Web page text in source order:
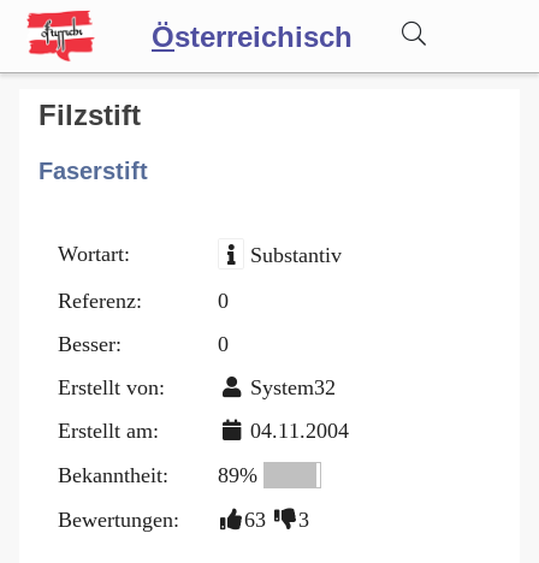
Österreichisch
Wörterbuch
Forum
Blog
Filzstift
Faserstift
Wortart:
Substantiv
Referenz:
0
Besser:
0
Erstellt von:
System32
Erstellt am:
04.11.2004
Bekanntheit:
89%
Bewertungen:
63 3